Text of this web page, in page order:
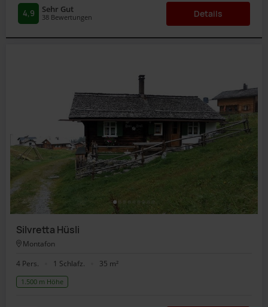
38 Bewertungen
4,9 Sehr Gut Details
Silvretta Hüsli
Montafon
4 Pers.
1 Schlafz. 35 m²
1.500 m Höhe